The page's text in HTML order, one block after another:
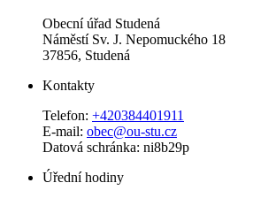
Obecní úřad Studená
Náměstí Sv. J. Nepomuckého 18
37856, Studená
Kontakty
Telefon: +420384401911
E-mail: obec@ou-stu.cz
Datová schránka: ni8b29p
Úřední hodiny